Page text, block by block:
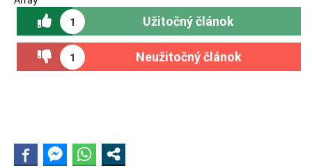
1 Užitočný článok
1 Neužitočný článok